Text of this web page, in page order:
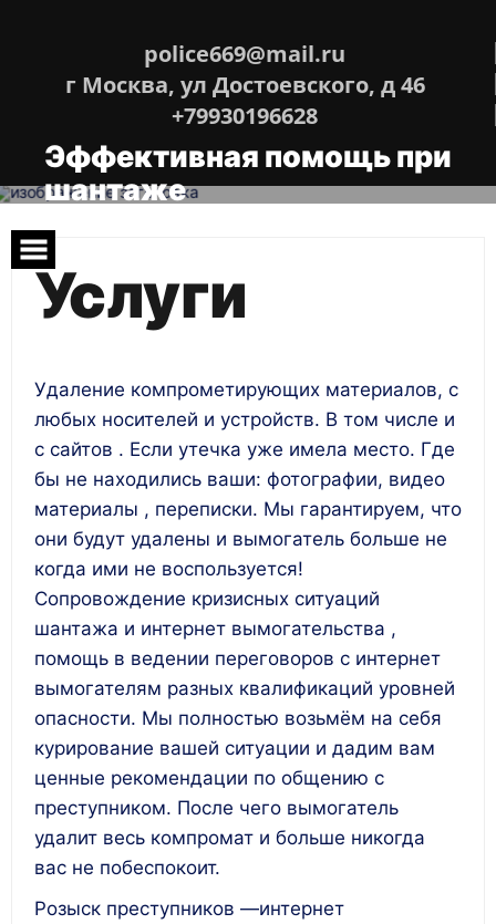
police669@mail.ru
г Москва, ул Достоевского, д 46
+79930196628
Эффективная помощь при
шантаже
Напишите в телеграмм 79930196628
Услуги
Удаление компрометирующих материалов, с
любых носителей и устройств. В том числе и
с сайтов . Если утечка уже имела место. Где
бы не находились ваши: фотографии, видео
материалы , переписки. Мы гарантируем, что
они будут удалены и вымогатель больше не
когда ими не воспользуется!
Сопровождение кризисных ситуаций
шантажа и интернет вымогательства ,
помощь в ведении переговоров с интернет
вымогателям разных квалификаций уровней
опасности. Мы полностью возьмём на себя
курирование вашей ситуации и дадим вам
ценные рекомендации по общению с
преступником. После чего вымогатель
удалит весь компромат и больше никогда
вас не побеспокоит.
Розыск преступников —интернет